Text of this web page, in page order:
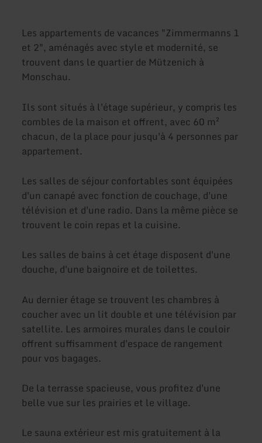
Les appartements de vacances "Zimmermanns 1
et 2", aménagés avec style et modernité, se
trouvent dans le quartier de Mützenich à
Monschau.
Ils sont situés à l'étage supérieur, y compris les
combles de la maison et offrent, avec 60 m²
chacun, de la place pour jusqu'à 4 personnes par
appartement.
Les salles de séjour confortables sont équipées
d'un canapé avec fonction de couchage, d'une
télévision et d'une radio. Dans la même pièce se
trouvent le coin repas et la cuisine.
Les salles de bains à cet étage disposent d'une
douche, d'une baignoire et de toilettes.
Au dernier étage se trouvent les chambres à
coucher avec un lit double et une télévision par
satellite. Les armoires murales dans le couloir
offrent suffisamment d'espace de rangement
pour vos bagages.
De la terrasse spacieuse, vous profitez d'une
belle vue sur les prairies et le village.
Le sauna extérieur est mis gratuitement à la